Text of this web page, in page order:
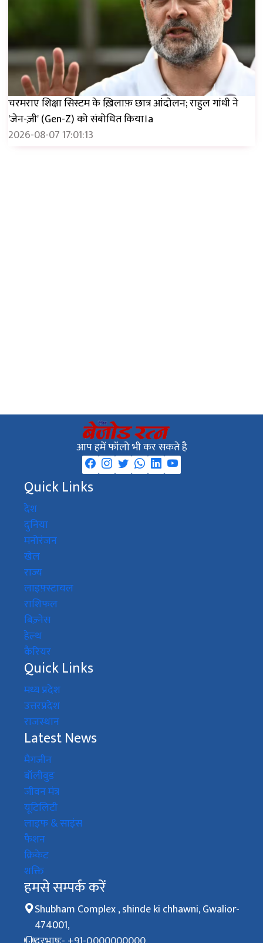
चरमराए शिक्षा सिस्टम के ख़िलाफ़ छात्र आंदोलन; राहुल गांधी ने
'जेन-ज़ी' (Gen-Z) को संबोधित किया।a
2026-08-07 17:01:13
आप हमें फॉलो भी कर सकते है
Quick Links
देश
दुनिया
मनोरंजन
खेल
राज्य
लाइफ़्स्टायल
राशिफल
बिज़्नेस
हेल्थ
कैरियर
Quick Links
मध्य प्रदेश
उत्तरप्रदेश
राजस्थान
Latest News
मैगजीन
बॉलीवुड
जीवन मंत्र
यूटिलिटी
लाइफ & साइंस
फैशन
क्रिकेट
शक्ति
हमसे सम्पर्क करें
Shubham Complex , shinde ki chhawni, Gwalior-
474001,